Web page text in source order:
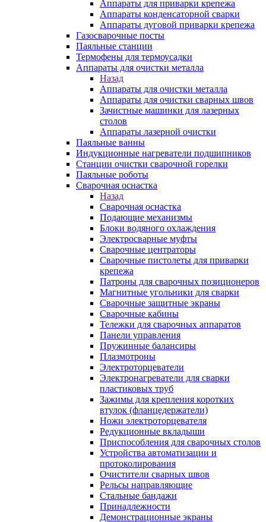
Аппараты для приварки крепежа
Аппараты конденсаторной сварки
Аппараты дуговой приварки крепежа
Газосварочные посты
Паяльные станции
Термофены для термоусадки
Аппараты для очистки металла
Назад
Аппараты для очистки металла
Аппараты для очистки сварных швов
Зачистные машинки для лазерных
столов
Аппараты лазерной очистки
Паяльные ванны
Индукционные нагреватели подшипников
Станции очистки сварочной горелки
Паяльные роботы
Сварочная оснастка
Назад
Сварочная оснастка
Подающие механизмы
Блоки водяного охлаждения
Электросварные муфты
Сварочные центраторы
Сварочные пистолеты для приварки
крепежа
Патроны для сварочных позиционеров
Магнитные угольники для сварки
Сварочные защитные экраны
Сварочные кабины
Тележки для сварочных аппаратов
Панели управления
Пружинные балансиры
Плазмотроны
Электроторцеватели
Электронагреватели для сварки
пластиковых труб
Зажимы для крепления коротких
втулок (фланцедержатели)
Ножи электроторцевателя
Редукционные вкладыши
Приспособления для сварочных столов
Устройства автоматизации и
протоколирования
Очистители сварных швов
Рельсы направляющие
Стальные бандажи
Принадлежности
Демонстрационные экраны